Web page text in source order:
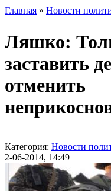
Главная » Новости
Ляшко:
заставить
отменить
Категория: Новости
2-06-2014, 14:49